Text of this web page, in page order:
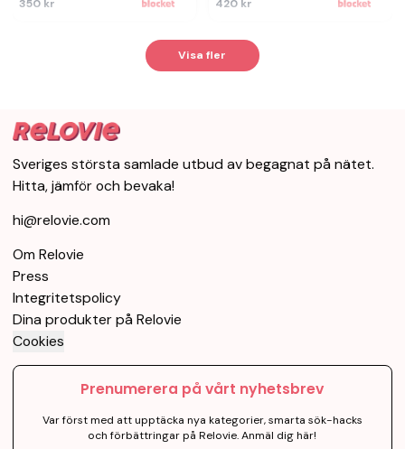
350 kr 420 kr
Visa fler
Sveriges största samlade utbud av begagnat på nätet.
Hitta, jämför och bevaka!
hi@relovie.com
Om Relovie
Press
Integritetspolicy
Dina produkter på Relovie
Cookies
Prenumerera på vårt nyhetsbrev
Var först med att upptäcka nya kategorier, smarta sök-hacks
och förbättringar på Relovie. Anmäl dig här!